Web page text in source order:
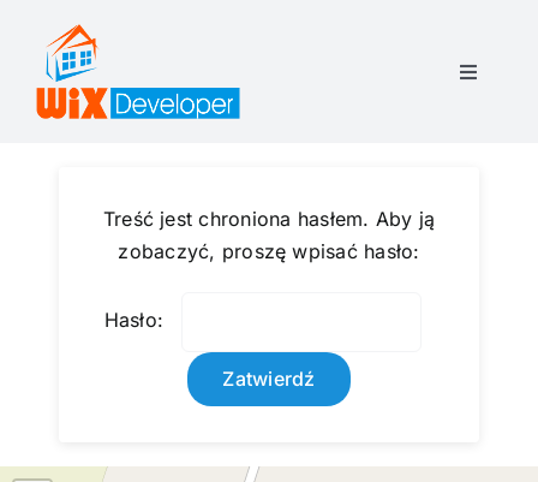
zawartości
Toggle
Dotrzymanie obietnic
Treść jest chroniona hasłem. Aby ją
zobaczyć, proszę wpisać hasło:
Hasło: